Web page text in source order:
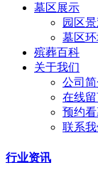
墓区展示
园区
墓区
殡葬百科
关于我们
公司
在线
预约
联系
行业资讯